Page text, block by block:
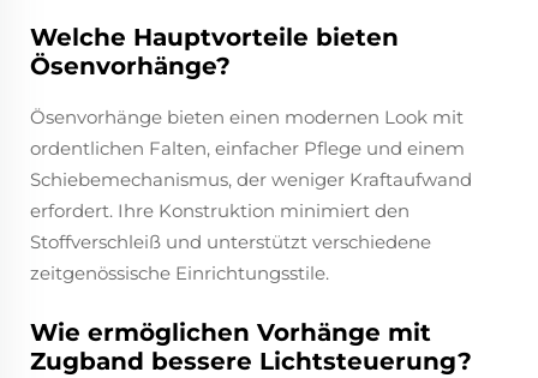
Welche Hauptvorteile bieten
Ösenvorhänge?
Ösenvorhänge bieten einen modernen Look mit
ordentlichen Falten, einfacher Pflege und einem
Schiebemechanismus, der weniger Kraftaufwand
erfordert. Ihre Konstruktion minimiert den
Stoffverschleiß und unterstützt verschiedene
zeitgenössische Einrichtungsstile.
Wie ermöglichen Vorhänge mit
Zugband bessere Lichtsteuerung?